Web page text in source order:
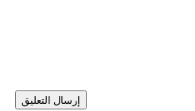
إرسال التعليق